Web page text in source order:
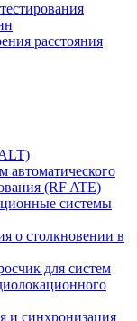
расстояния
автоматического
(RF ATE)
системы
о столкновении в
для систем
и синхронизация